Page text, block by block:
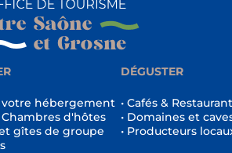
votre hébergement
Chambres d'hôtes
gîtes de groupe
DÉGUSTER
• Cafés &
• Domaines et
• Producteurs